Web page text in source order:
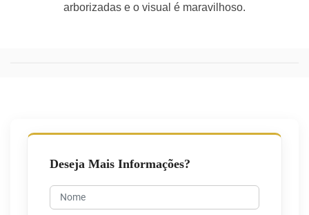
arborizadas e o visual é maravilhoso.
Deseja Mais Informações?